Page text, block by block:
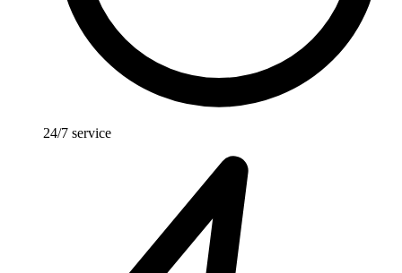
24/7 service